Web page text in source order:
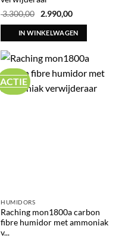
3.300,00
Oorspronkelijke
was:
€ 3.300,00.
2.990,00Huidige
is:
€ 2.990,00.
IN WINKELWAGEN
ACTIE
HUMIDORS
Raching mon1800a carbon
fibre humidor met ammoniak
v...